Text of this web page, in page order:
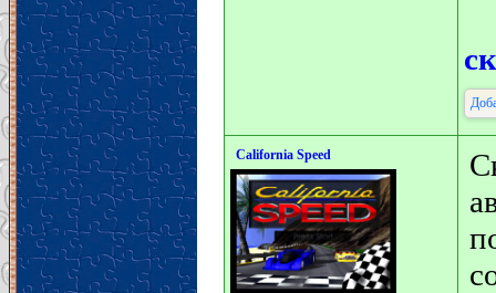
California Speed